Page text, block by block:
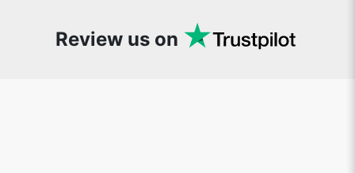
snappy tools every now and then!
Review us on